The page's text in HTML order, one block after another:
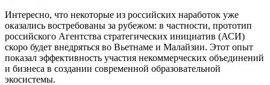
Интересно, что некоторые из российских наработок уже
оказались востребованы за рубежом: в частности, прототип
российского Агентства стратегических инициатив (АСИ)
скоро будет внедряться во Вьетнаме и Малайзии. Этот опыт
показал эффективность участия некоммерческих объединений
и бизнеса в создании современной образовательной
экосистемы.